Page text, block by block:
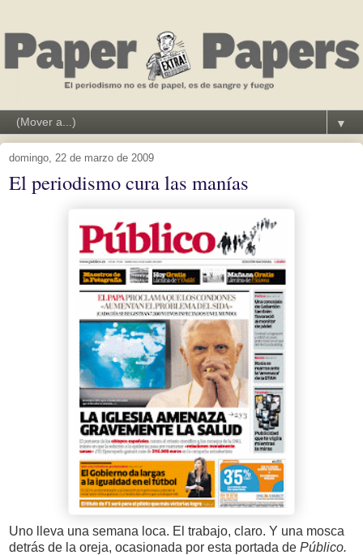
▼
domingo, 22 de marzo de 2009
El periodismo cura las manías
Uno lleva una semana loca. El trabajo, claro. Y una mosca
detrás de la oreja, ocasionada por esta portada de Público.